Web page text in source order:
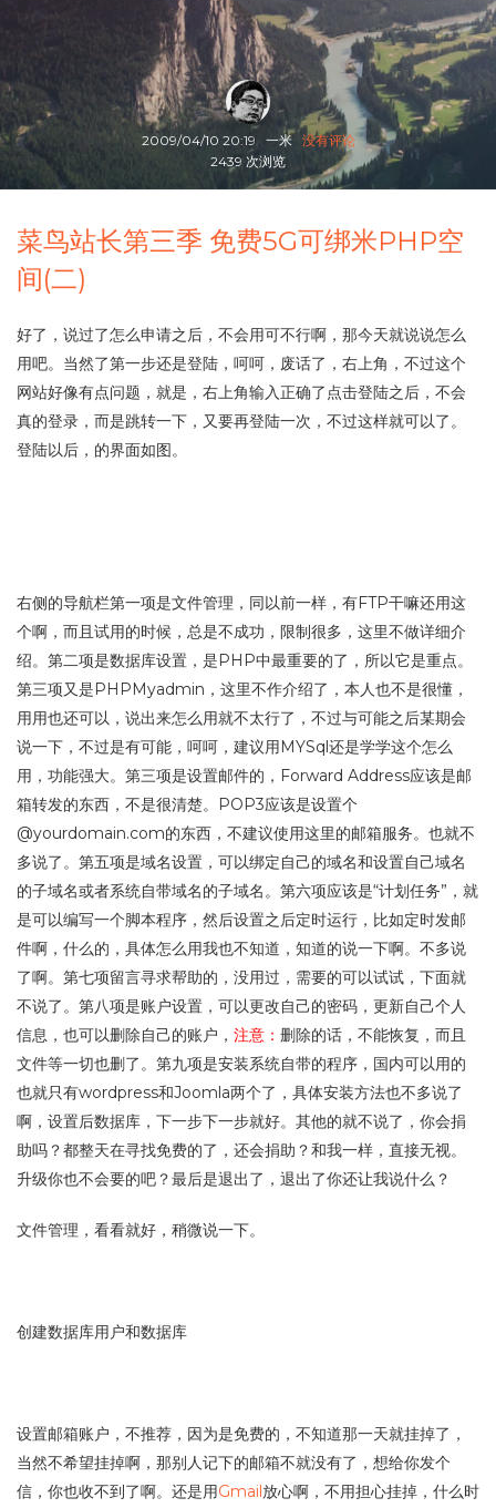
2009/04/10 20:19 一米
没有评论
2439 次浏览
菜鸟站长第三季 免费5G可绑米PHP空
间(二)
好了，说过了怎么申请之后，不会用可不行啊，那今天就说说怎么
用吧。当然了第一步还是登陆，呵呵，废话了，右上角，不过这个
网站好像有点问题，就是，右上角输入正确了点击登陆之后，不会
真的登录，而是跳转一下，又要再登陆一次，不过这样就可以了。
登陆以后，的界面如图。
右侧的导航栏第一项是文件管理，同以前一样，有FTP干嘛还用这
个啊，而且试用的时候，总是不成功，限制很多，这里不做详细介
绍。第二项是数据库设置，是PHP中最重要的了，所以它是重点。
第三项又是PHPMyadmin，这里不作介绍了，本人也不是很懂，
用用也还可以，说出来怎么用就不太行了，不过与可能之后某期会
说一下，不过是有可能，呵呵，建议用MYSql还是学学这个怎么
用，功能强大。第三项是设置邮件的，Forward Address应该是邮
箱转发的东西，不是很清楚。POP3应该是设置个
@yourdomain.com的东西，不建议使用这里的邮箱服务。也就不
多说了。第五项是域名设置，可以绑定自己的域名和设置自己域名
的子域名或者系统自带域名的子域名。第六项应该是“计划任务”，就
是可以编写一个脚本程序，然后设置之后定时运行，比如定时发邮
件啊，什么的，具体怎么用我也不知道，知道的说一下啊。不多说
了啊。第七项留言寻求帮助的，没用过，需要的可以试试，下面就
不说了。第八项是账户设置，可以更改自己的密码，更新自己个人
信息，也可以删除自己的账户， 注意： 删除的话，不能恢复，而且
文件等一切也删了。第九项是安装系统自带的程序，国内可以用的
也就只有wordpress和Joomla两个了，具体安装方法也不多说了
啊，设置后数据库，下一步下一步就好。其他的就不说了，你会捐
助吗？都整天在寻找免费的了，还会捐助？和我一样，直接无视。
升级你也不会要的吧？最后是退出了，退出了你还让我说什么？
文件管理，看看就好，稍微说一下。
创建数据库用户和数据库
设置邮箱账户，不推荐，因为是免费的，不知道那一天就挂掉了，
当然不希望挂掉啊，那别人记下的邮箱不就没有了，想给你发个
信，你也收不到了啊。还是用Gmail放心啊，不用担心挂掉，什么时